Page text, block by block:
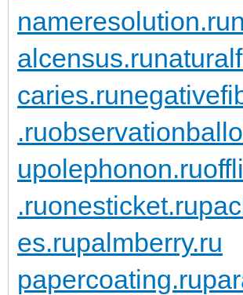
nameresolution.ru
alcensus.ru
caries.ru
.ru
upolephonon.ru
.ruonesticket.ru
es.rupalmberry.ru
papercoating.ru